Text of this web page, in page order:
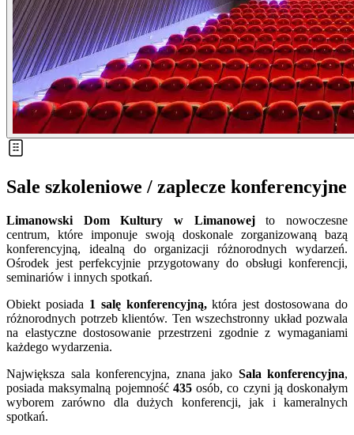
Sale szkoleniowe / zaplecze konferencyjne
Limanowski Dom Kultury w Limanowejto nowoczesne
centrum, które imponuje swoją doskonale zorganizowaną bazą
konferencyjną, idealną do organizacji różnorodnych wydarzeń.
Ośrodek jest perfekcyjnie przygotowany do obsługi konferencji,
seminariów i innych spotkań.
Obiekt posiada 1 salę konferencyjną,która jest dostosowana do
różnorodnych potrzeb klientów. Ten wszechstronny układ pozwala
na elastyczne dostosowanie przestrzeni zgodnie z wymaganiami
każdego wydarzenia.
Największa sala konferencyjna, znana jako Sala konferencyjna,
posiada maksymalną pojemność 435osób, co czyni ją doskonałym
wyborem zarówno dla dużych konferencji, jak i kameralnych
spotkań.